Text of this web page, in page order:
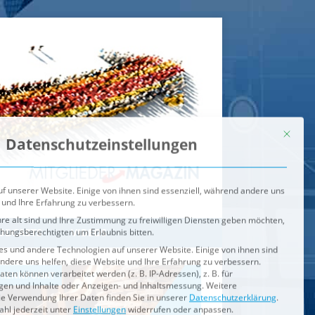
VIDEOS
IM BRENNPUNKT
unserer Website. Einige von ihnen sind essenziell, während andere uns
Ihre Erfahrung zu verbessern.
alt sind und Ihre Zustimmung zu freiwilligen Diensten geben möchten,
und andere Technologien auf unserer Website. Einige von ihnen sind
uns helfen, diese Website und Ihre Erfahrung zu verbessern.
können verarbeitet werden (z. B. IP-Adressen), z. B. für
Verwendung Ihrer Daten finden Sie in unsererDatenschutzerklärung.
jederzeit unterEinstellungenwiderrufen oder anpassen.
Service-Gruppen, für die eine Einwilligung erteilt werden
Externe Medien
Speichern
Alle akzeptieren